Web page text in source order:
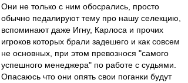
Они не только с ним обосрались, просто
обычно педалируют тему про нашу селекцию,
вспоминают даже Игну, Карлоса и прочих
игроков которых брали задешего и как совсем
не основных, при этом превознося "самого
успешного менеджера" по работе с судьями.
Опасаюсь что они опять свои поганки будут